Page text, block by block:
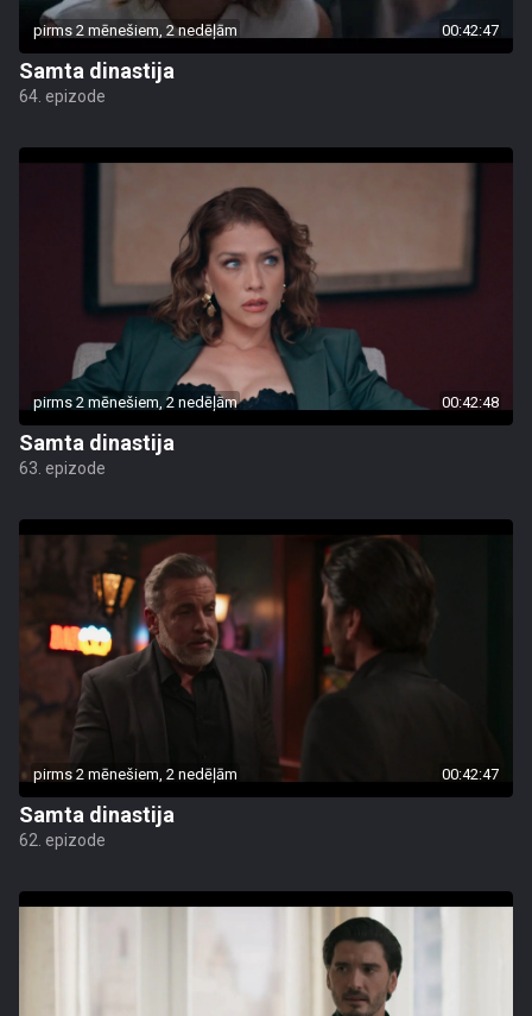
pirms 2 mēnešiem, 2 nedēļām 00:42:47
Samta dinastija
64. epizode
pirms 2 mēnešiem, 2 nedēļām 00:42:48
Samta dinastija
63. epizode
pirms 2 mēnešiem, 2 nedēļām 00:42:47
Samta dinastija
62. epizode